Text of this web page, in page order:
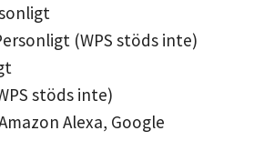
(WPS stöds inte)
stöds inte)
Alexa, Google